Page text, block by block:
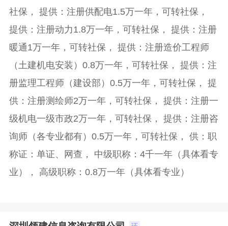
社保， 提供：注册供配电1.5万一年，可转社保，
提供：注册动力1.8万一年，可转社保， 提供：注册
暖通1万一年，可转社保， 提供：注册造价工程师
（土建机电安装）0.8万一年，可转社保， 提供：注
册监理工程师（建设部）0.5万一年，可转社保， 提
供：注册测绘师2万一年，可转社保， 提供：注册一
级机电一级市政2万一年，可转社保， 提供：注册咨
询师（各专业都有）0.5万一年，可转社保， 供：职
称证：单证、网查， 中级职称：4千一年（具体看专
业）， 高级职称：0.8万一年（具体看专业）